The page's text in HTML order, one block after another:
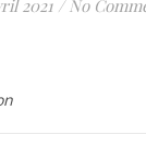
2021 / No